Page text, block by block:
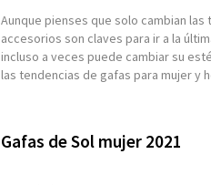
Aunque pienses que solo cambian
accesorios son claves para ir a la
incluso a veces puede cambiar su
las tendencias de gafas para mujer y
Gafas de Sol mujer 2021